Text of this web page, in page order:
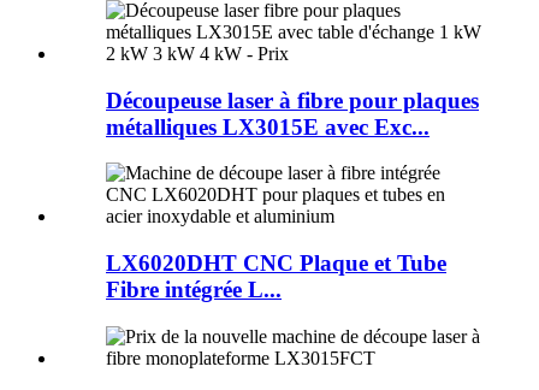
Découpeuse laser à fibre pour plaques
métalliques LX3015E avec Exc...
LX6020DHT CNC Plaque et Tube
Fibre intégrée L...